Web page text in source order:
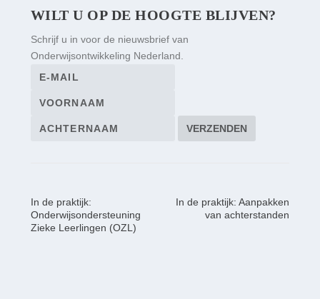
WILT U OP DE HOOGTE BLIJVEN?
Schrijf u in voor de nieuwsbrief van
Onderwijsontwikkeling Nederland.
In de praktijk:
Onderwijsondersteuning
Zieke Leerlingen (OZL)
In de praktijk: Aanpakken
van achterstanden